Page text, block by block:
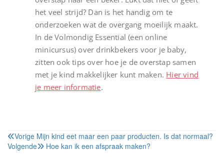
het veel strijd? Dan is het handig om te
onderzoeken wat de overgang moeilijk maakt.
In de Volmondig Essential (een online
minicursus) over drinkbekers voor je baby,
zitten ook tips over hoe je de overstap samen
met je kind makkelijker kunt maken. Hier vind
je meer informatie.
Bericht
navigatie
Vorige Mijn kind eet maar een paar producten. Is dat normaal?
Volgende
Hoe kan ik een afspraak maken?